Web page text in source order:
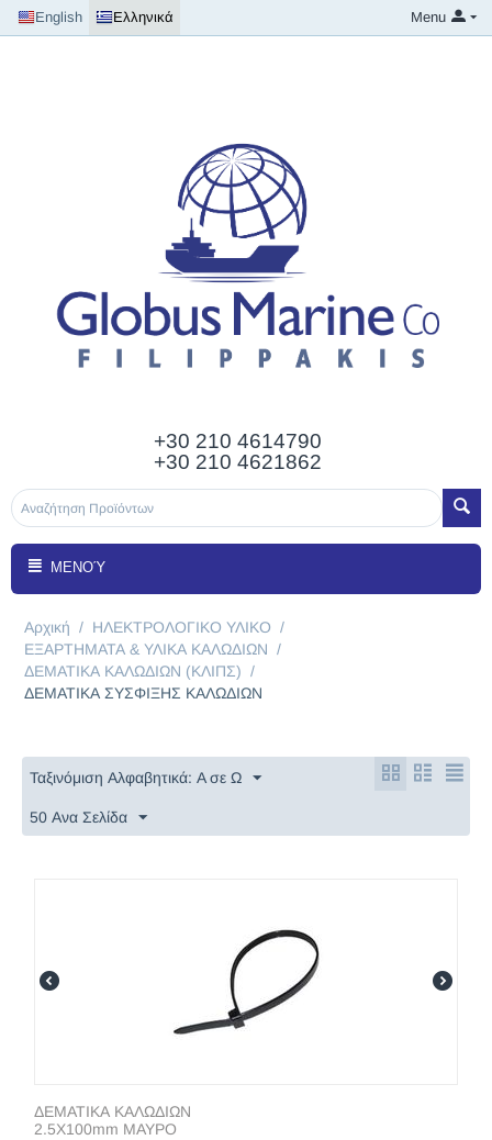
English Ελληνικά Menu
+30 210 4614790
+30 210 4621862
ΜΕΝΟΎ
Αρχική / ΗΛΕΚΤΡΟΛΟΓΙΚΟ ΥΛΙΚΟ /
ΕΞΑΡΤΗΜΑΤΑ & ΥΛΙΚΑ ΚΑΛΩΔΙΩΝ /
ΔΕΜΑΤΙΚΑ ΚΑΛΩΔΙΩΝ (ΚΛΙΠΣ) /
ΔΕΜΑΤΙΚΑ ΣΥΣΦΙΞΗΣ ΚΑΛΩΔΙΩΝ
Ταξινόμιση Αλφαβητικά: A σε Ω
50 Ανα Σελίδα
ΔΕΜΑΤΙΚΑ ΚΑΛΩΔΙΩΝ
2.5X100mm ΜΑΥΡΟ